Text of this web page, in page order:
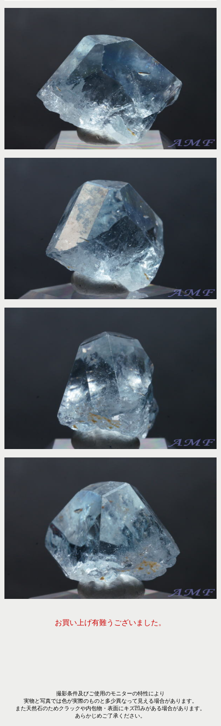
お買い上げ有難うございました。
撮影条件及びご使用のモニターの特性により
実物と写真では色が実際のものと多少異なって見える場合があります。
また天然石のためクラックや内包物・表面にキズ凹みがある場合があります。
あらかじめご了承ください。